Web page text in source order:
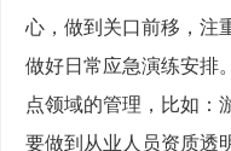
心，做到关口前移，注
做好日常应急演练安排
点领域的管理，比如：
要做到从业人员资质透